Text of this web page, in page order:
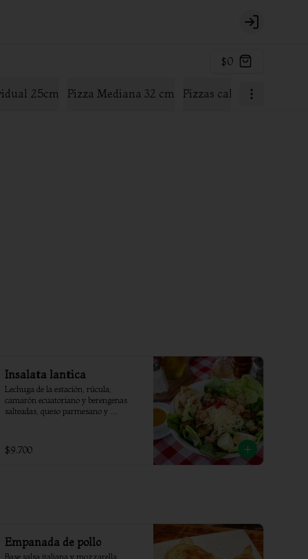
Login
$0
25cm Pizza Mediana 32 cm Pizzas calzone Mediana
Insalata lantica
Lechuga de la estación, rúcula,
camarón ecuatoriano y berengenas
salteadas, queso parmesano y
$9.700
Empanada de pollo
Base salsa italiana y mozzarella